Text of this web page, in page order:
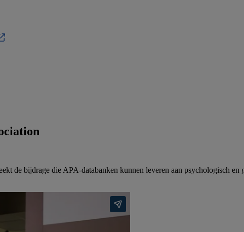
de bijdrage die APA-databanken kunnen leveren aan psychologisch en